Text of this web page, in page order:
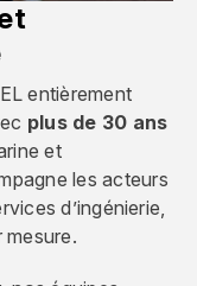
entièrement
plus de 30 ans
et
les acteurs
d’ingénierie,